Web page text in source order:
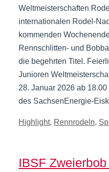
Weltmeisterschaften
internationalen Rodel-
kommenden
Rennschlitten- und
die begehrten Titel.
Junioren
28. Januar 2026 ab
des SachsenEnergie-
Kategorien
Highlight, Rennrodeln,
IBSF